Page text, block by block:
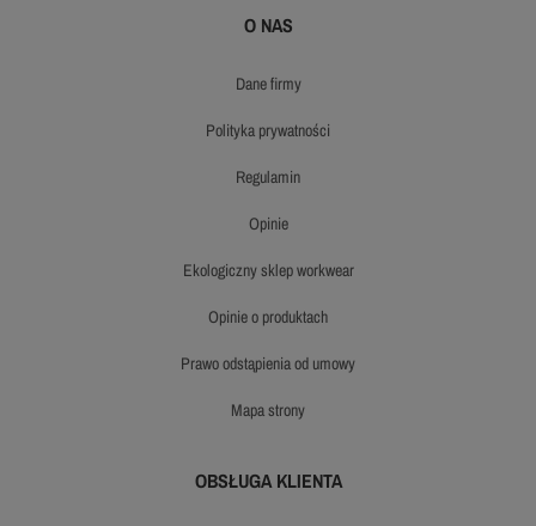
O NAS
dane firmy
polityka prywatności
regulamin
opinie
ekologiczny sklep workwear
opinie o produktach
prawo odstąpienia od umowy
mapa strony
OBSŁUGA KLIENTA